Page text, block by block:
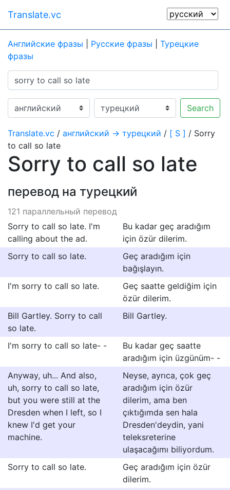
Translate.vc
Английские фразы Русские фразы
Турецкие
фразы
Search
Translate.vc / английский → турецкий / [ S ] / Sorry
to call so late
Sorry to call so late
перевод на турецкий
121 параллельный перевод
Sorry to call so late. I'm
calling about the ad.
Bu kadar geç aradığım
için özür dilerim.
Sorry to call so late.
Geç aradığım için
bağışlayın.
I'm sorry to call so late.
Geç saatte geldiğim için
özür dilerim.
Bill Gartley. Sorry to call
so late.
Bill Gartley.
I'm sorry to call so late- -
Bu kadar geç saatte
aradığım için üzgünüm- -
Anyway, uh... And also,
uh, sorry to call so late,
but you were still at the
Dresden when I left, so I
knew I'd get your
machine.
Neyse, ayrıca, çok geç
aradığım için özür
dilerim, ama ben
çıktığımda sen hala
Dresden'deydin, yani
teleksreterine
ulaşacağımı biliyordum.
Sorry to call so late.
Geç aradığım için özür
dilerim.